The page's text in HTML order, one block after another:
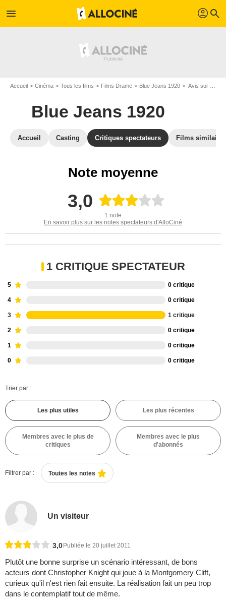
menu profil search
Accueil Cinéma Tous les films Films Drame Blue Jeans 1920 Avis sur Blue Jeans 1920
Blue Jeans 1920
Accueil Casting Critiques spectateurs Films similaires
Note moyenne
3,0
1 note
En savoir plus sur les notes spectateurs d'AlloCiné
1 CRITIQUE SPECTATEUR
5 0 critique
4 0 critique
3 1 critique
2 0 critique
1 0 critique
0 0 critique
Trier par :
Les plus utiles Les plus récentes
Membres avec le plus de
critiques
Membres avec le plus
d'abonnés
Filtrer par : Toutes les notes
Un visiteur
3,0 Publiée le 20 juillet 2011
Plutôt une bonne surprise un scénario intéressant, de bons
acteurs dont Christopher Knight qui joue à la Montgomery Clift,
curieux qu'il n'est rien fait ensuite. La réalisation fait un peu trop
dans le contemplatif tout de même.